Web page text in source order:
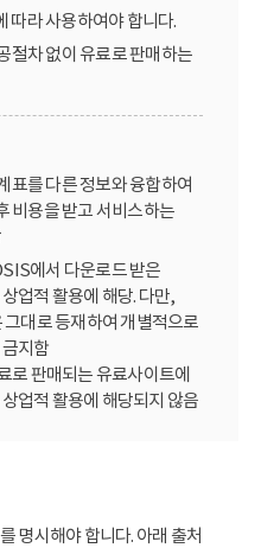
따라 사용하여야 합니다.
절차 없이 유료로 판매하는
표를 다른 정보와 융합하여
비용을 받고 서비스하는
에서 다운로드 받은
업적 활용에 해당. 다만,
대로 등재하여 개별적으로
지함
로 판매되는 유료사이트에
업적 활용에 해당되지 않음
명시해야 합니다. 아래 출처